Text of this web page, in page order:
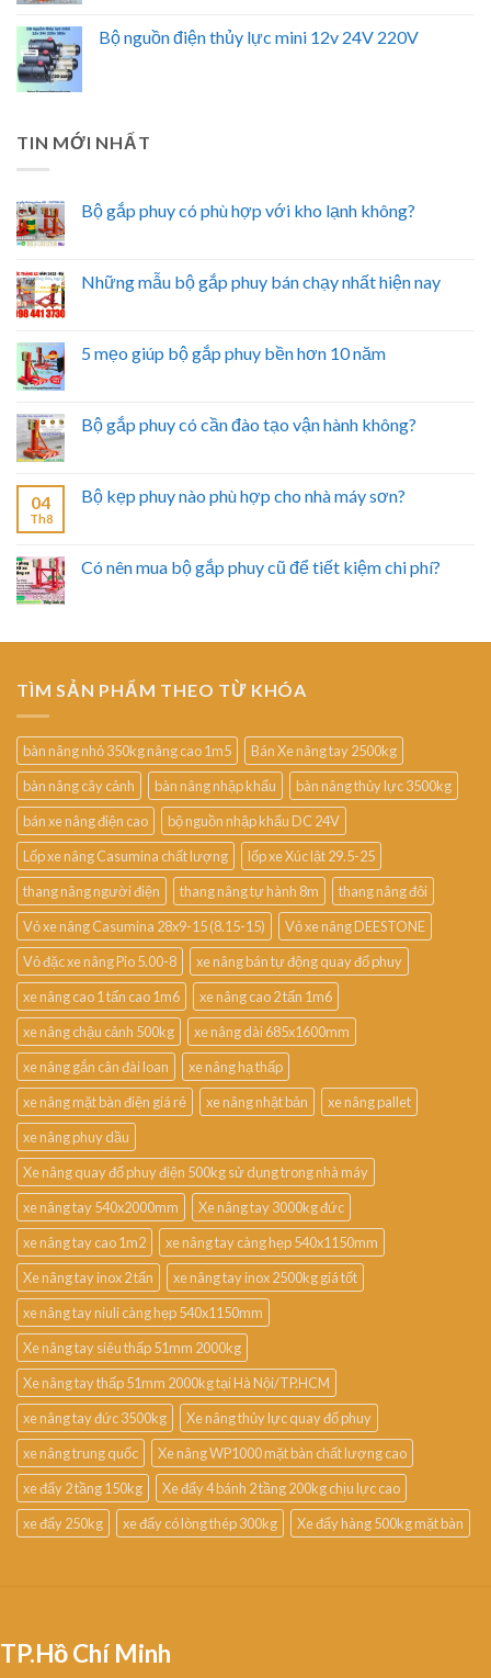
Bộ nguồn điện thủy lực mini 12v 24V 220V
TIN MỚI NHẤT
Bộ gắp phuy có phù hợp với kho lạnh không?
Những mẫu bộ gắp phuy bán chạy nhất hiện nay
5 mẹo giúp bộ gắp phuy bền hơn 10 năm
Bộ gắp phuy có cần đào tạo vận hành không?
04
Th8
Bộ kẹp phuy nào phù hợp cho nhà máy sơn?
Có nên mua bộ gắp phuy cũ để tiết kiệm chi phí?
TÌM SẢN PHẨM THEO TỪ KHÓA
bàn nâng nhỏ 350kg nâng cao 1m5
Bán Xe nâng tay 2500kg
bàn nâng cây cảnh
bàn nâng nhập khẩu
bàn nâng thủy lực 3500kg
bán xe nâng điện cao
bộ nguồn nhập khẩu DC 24V
Lốp xe nâng Casumina chất lượng
lốp xe Xúc lật 29.5-25
thang nâng người điện
thang nâng tự hành 8m
thang nâng đôi
Vỏ xe nâng Casumina 28x9-15 (8.15-15)
Vỏ xe nâng DEESTONE
Vỏ đặc xe nâng Pio 5.00-8
xe nâng bán tự động quay đổ phuy
xe nâng cao 1 tấn cao 1m6
xe nâng cao 2 tấn 1m6
xe nâng chậu cảnh 500kg
xe nâng dài 685x1600mm
xe nâng gắn cân đài loan
xe nâng hạ thấp
xe nâng mặt bàn điện giá rẻ
xe nâng nhật bản
xe nâng pallet
xe nâng phuy dầu
Xe nâng quay đổ phuy điện 500kg sử dụng trong nhà máy
xe nâng tay 540x2000mm
Xe nâng tay 3000kg đức
xe nâng tay cao 1m2
xe nâng tay càng hẹp 540x1150mm
Xe nâng tay inox 2 tấn
xe nâng tay inox 2500kg giá tốt
xe nâng tay niuli càng hẹp 540x1150mm
Xe nâng tay siêu thấp 51mm 2000kg
Xe nâng tay thấp 51mm 2000kg tại Hà Nội/TP.HCM
xe nâng tay đức 3500kg
Xe nâng thủy lực quay đổ phuy
xe nâng trung quốc
Xe nâng WP1000 mặt bàn chất lượng cao
xe đẩy 2 tầng 150kg
Xe đẩy 4 bánh 2 tầng 200kg chịu lực cao
xe đẩy 250kg
xe đẩy có lòng thép 300kg Xe đẩy hàng 500kg mặt bàn
TP.Hồ Chí Minh